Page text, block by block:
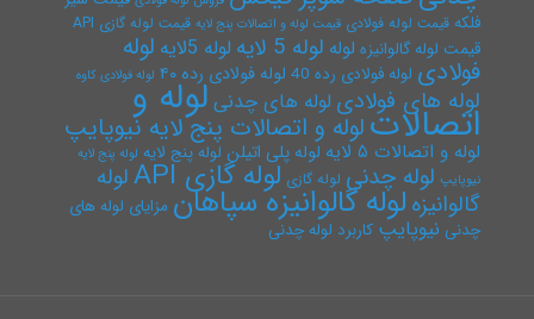
فلکه قیمت لوله فولادی قیمت لوله و اتصالات پنج لایه قیمت لوله گازی API
قیمت لوله گالوانیزه لوله لوله 5 لایه لوله 5لایه لوله
فولادی لوله فولادی رده 40 لوله فولادی رده ۴۰ لوله فولادی کاوه
لوله های فولادی لوله های چدنی لوله و اتصالاتلوله و اتصالات پنج لایه نیوپایپ
لوله و اتصالات ۵ لایه لوله پلی اتیلن لوله پنج لایه لوله پنج لایه
نیوپایپ لوله چدنی لوله گازی لوله گازی API لوله
گالوانیزه لوله گالوانیزه سپاهان مزایای لوله های
چدنی نیوپایپ کاربرد لوله چدنی